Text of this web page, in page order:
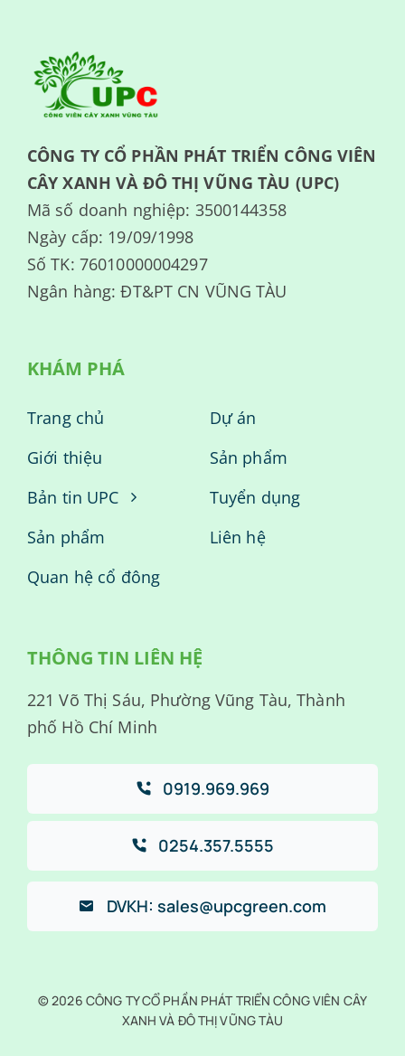
CÔNG TY CỔ PHẦN PHÁT TRIỂN CÔNG VIÊN
CÂY XANH VÀ ĐÔ THỊ VŨNG TÀU (UPC)
Mã số doanh nghiệp: 3500144358
Ngày cấp: 19/09/1998
Số TK: 76010000004297
Ngân hàng: ĐT&PT CN VŨNG TÀU
KHÁM PHÁ
Trang chủ
Giới thiệu
Bản tin UPC
Sản phẩm
Quan hệ cổ đông
Dự án
Sản phẩm
Tuyển dụng
Liên hệ
THÔNG TIN LIÊN HỆ
221 Võ Thị Sáu, Phường Vũng Tàu, Thành
phố Hồ Chí Minh
0919.969.969
0254.357.5555
DVKH: sales@upcgreen.com
© 2026 CÔNG TY CỔ PHẦN PHÁT TRIỂN CÔNG VIÊN CÂY
XANH VÀ ĐÔ THỊ VŨNG TÀU